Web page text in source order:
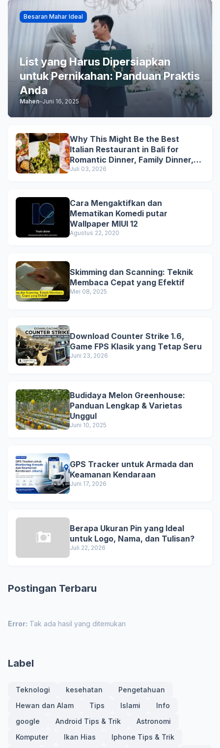
Besaran Mahar Ideal
List yang Harus Dipersiapkan
untuk Pernikahan: Panduan Praktis
Anda
Mahen-Juni 16, 2025
Why This Might Be the Best
Italian Restaurant in Bali for
Romantic Dinner, Family Dinner,
and Business Lunch
Juli 03, 2026
Cara Mengaktifkan dan
Mematikan Komedi putar
Wallpaper MIUI 12
Agustus 22, 2020
Skimming dan Scanning: Teknik
Membaca Cepat yang Efektif
Mei 08, 2025
Download Counter Strike 1.6,
Game FPS Klasik yang Tetap Seru
Juni 23, 2026
Budidaya Melon Greenhouse:
Panduan Lengkap & Varietas
Unggul
Juni 10, 2025
GPS Tracker untuk Armada dan
Keamanan Kendaraan
Juni 17, 2026
Berapa Ukuran Pin yang Ideal
untuk Logo, Nama, dan Tulisan?
Juli 22, 2026
Postingan Terbaru
Error: Tak ada hasil yang ditemukan
Label
Teknologi kesehatan
Pengetahuan
Hewan dan Alam
Tips Islami
Info
google
Android Tips & Trik
Astronomi
Komputer
Ikan Hias Iphone Tips & Trik